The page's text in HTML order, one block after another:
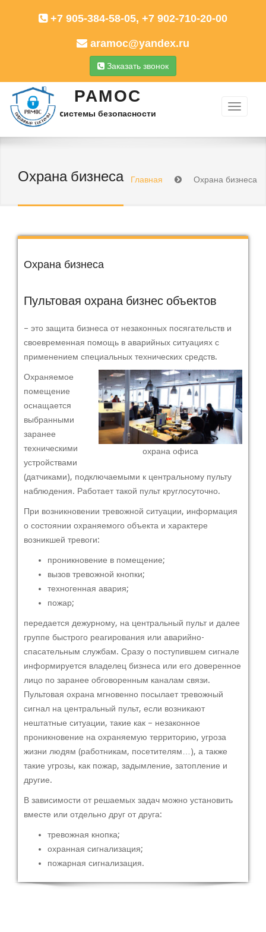
+7 905-384-58-05, +7 902-710-20-00
aramoc@yandex.ru
Заказать звонок
РАМОС
cистемы безопасности
Охрана бизнеса Главная Охрана бизнеса
Охрана бизнеса
Пультовая охрана бизнес объектов
– это защита бизнеса от незаконных посягательств и
своевременная помощь в аварийных ситуациях с
применением специальных технических средств.
охрана офиса
Охраняемое
помещение
оснащается
выбранными
заранее
техническими
устройствами
(датчиками), подключаемыми к центральному пульту
наблюдения. Работает такой пульт круглосуточно.
При возникновении тревожной ситуации, информация
о состоянии охраняемого объекта и характере
возникшей тревоги:
проникновение в помещение;
вызов тревожной кнопки;
техногенная авария;
пожар;
передается дежурному, на центральный пульт и далее
группе быстрого реагирования или аварийно-
спасательным службам. Сразу о поступившем сигнале
информируется владелец бизнеса или его доверенное
лицо по заранее обговоренным каналам связи.
Пультовая охрана мгновенно посылает тревожный
сигнал на центральный пульт, если возникают
нештатные ситуации, такие как – незаконное
проникновение на охраняемую территорию, угроза
жизни людям (работникам, посетителям…), а также
такие угрозы, как пожар, задымление, затопление и
другие.
В зависимости от решаемых задач можно установить
вместе или отдельно друг от друга:
тревожная кнопка;
охранная сигнализация;
пожарная сигнализация.